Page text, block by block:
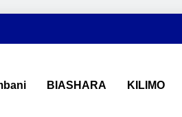
BIASHARA KILIMO